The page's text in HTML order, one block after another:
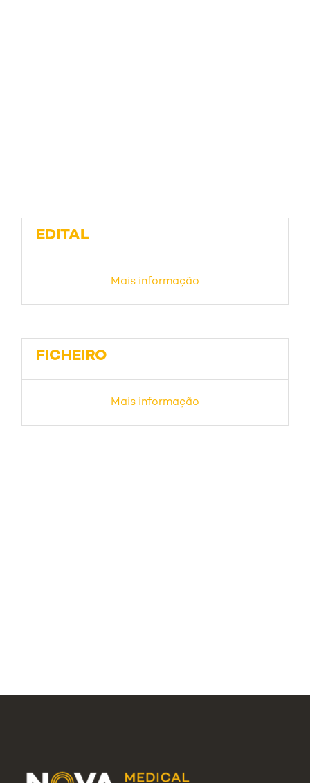
EDITAL
Mais informação
FICHEIRO
Mais informação